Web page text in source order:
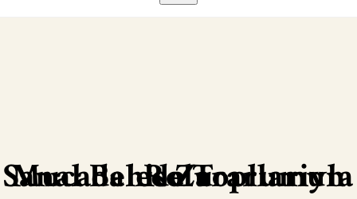
Sanal Bahis Zararlariyla Mucadelede Toplumun Rolu